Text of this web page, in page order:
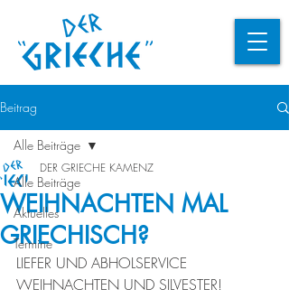
Beitrag
Alle Beiträge
Aktuelles
Termine
Alle Beiträge
WEIHNACHTEN MAL
GRIECHISCH?
DER GRIECHE KAMENZ
LIEFER UND ABHOLSERVICE
WEIHNACHTEN UND SILVESTER!